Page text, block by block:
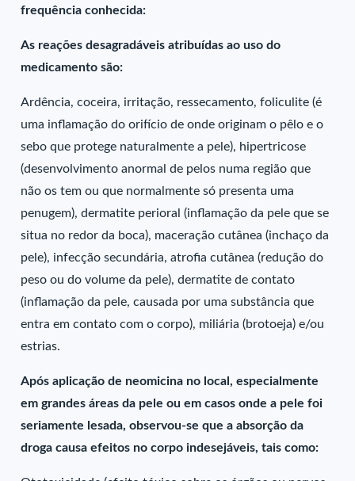
frequência conhecida:
As reações desagradáveis atribuídas ao uso do
medicamento são:
Ardência, coceira, irritação, ressecamento, foliculite (é
uma inflamação do orifício de onde originam o pêlo e o
sebo que protege naturalmente a pele), hipertricose
(desenvolvimento anormal de pelos numa região que
não os tem ou que normalmente só presenta uma
penugem), dermatite perioral (inflamação da pele que se
situa no redor da boca), maceração cutânea (inchaço da
pele), infecção secundária, atrofia cutânea (redução do
peso ou do volume da pele), dermatite de contato
(inflamação da pele, causada por uma substância que
entra em contato com o corpo), miliária (brotoeja) e/ou
estrias.
Após aplicação de neomicina no local, especialmente
em grandes áreas da pele ou em casos onde a pele foi
seriamente lesada, observou-se que a absorção da
droga causa efeitos no corpo indesejáveis, tais como: